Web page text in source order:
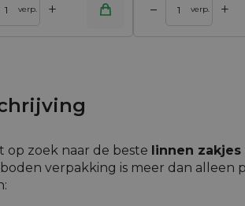
verp. + – verp. +
aan winkelwagen Toevoegen aan
op zoek naar de beste linnen
verpakking is meer dan alleen